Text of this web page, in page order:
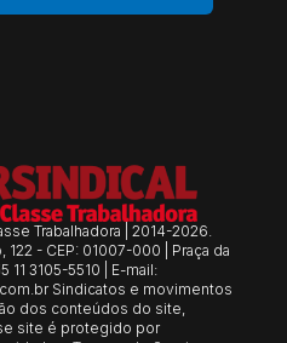
Trabalhadora | 2014-2026.
122 - CEP: 01007-000 | Praça da
11 3105-5510 | E-mail:
Sindicatos e movimentos
dos conteúdos do site,
site é protegido por